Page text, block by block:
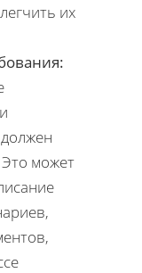
их
Это может